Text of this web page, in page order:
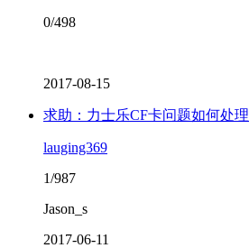
0/498
2017-08-15
求助：力士乐CF卡问题如何处理
lauging369
1/987
Jason_s
2017-06-11